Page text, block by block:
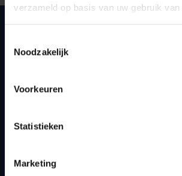
verzameld op basis van uw gebruik
Noodzakelijk
Voorkeuren
Statistieken
Marketing
Snel naar
Bereikbaarheid